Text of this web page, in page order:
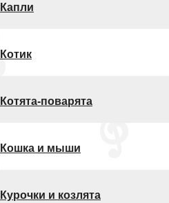
Капли
Котик
Котята-поварята
Кошка и мыши
Курочки и козлята